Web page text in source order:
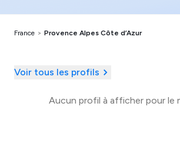
France > Provence Alpes Côte d’Azur
Voir tous les profils
Aucun profil à afficher pour le